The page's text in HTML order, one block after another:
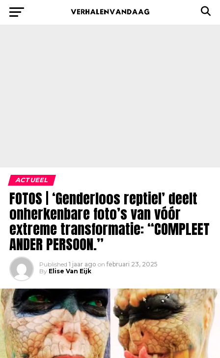
ACTUEEL
FOTOS | ‘Genderloos reptiel’ deelt
onherkenbare foto’s van vóór
extreme transformatie: “COMPLEET
ANDER PERSOON.”
Published 1 jaar ago on februari 23, 2025
By Elise Van Eijk